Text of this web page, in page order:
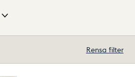
Rensa filter